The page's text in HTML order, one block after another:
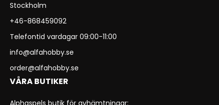
Stockholm
+46-868459092
Telefontid vardagar 09:00-11:00
info@alfahobby.se
order@alfahobby.se
VÅRA BUTIKER